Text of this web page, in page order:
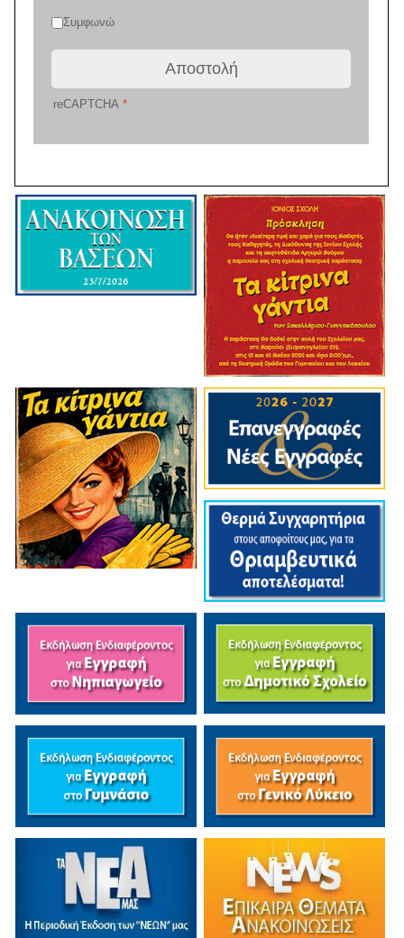
Συμφωνώ
Αποστολή
reCAPTCHA*